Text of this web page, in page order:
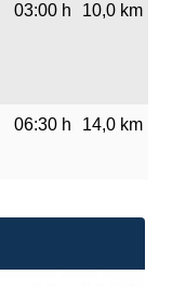
03:00 h 10,0 km
06:30 h 14,0 km